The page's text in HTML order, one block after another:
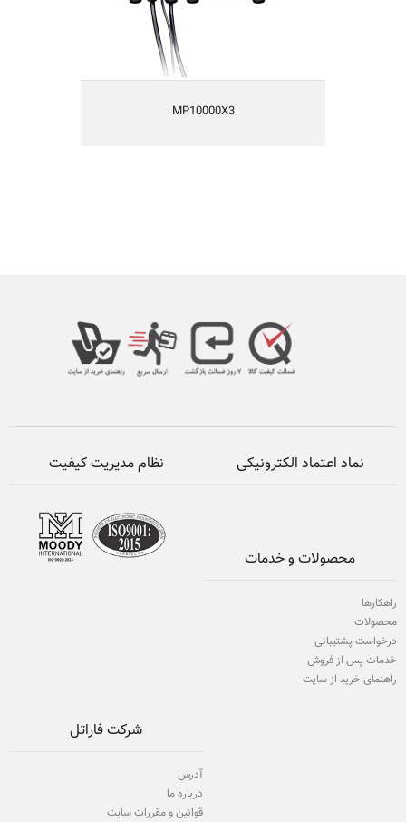
MP10000X3
نظام مدیریت کیفیت نماد اعتماد الکترونیکی
محصولات و خدمات
راهکارها
محصولات
درخواست پشتیبانی
خدمات پس از فروش
راهنمای خرید از سایت
شرکت فاراتل
آدرس
درباره ما
قوانین و مقررات سایت